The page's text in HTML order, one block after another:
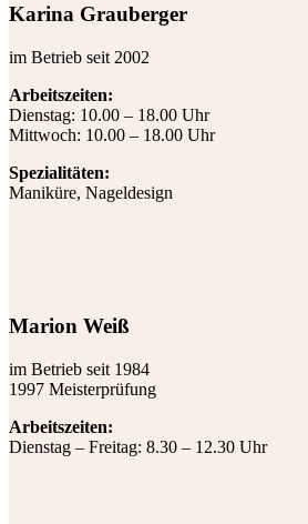
Karina Grauberger
im Betrieb seit 2002
Arbeitszeiten:
Dienstag: 10.00 – 18.00 Uhr
Mittwoch: 10.00 – 18.00 Uhr
Spezialitäten:
Maniküre, Nageldesign
Marion Weiß
im Betrieb seit 1984
1997 Meisterprüfung
Arbeitszeiten:
Dienstag – Freitag: 8.30 – 12.30 Uhr